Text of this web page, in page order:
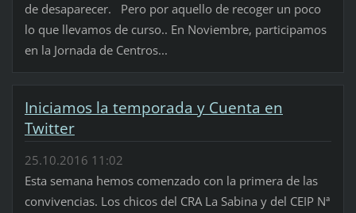
de desaparecer. Pero por aquello de recoger un poco
lo que llevamos de curso.. En Noviembre, participamos
en la Jornada de Centros...
Iniciamos la temporada y Cuenta en
Twitter
25.10.2016 11:02
Esta semana hemos comenzado con la primera de las
convivencias. Los chicos del CRA La Sabina y del CEIP Nª